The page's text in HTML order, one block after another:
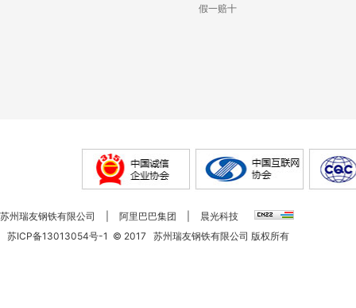
假一赔十
苏州瑞友钢铁有限公司 阿里巴巴集团
晨光科技
苏ICP备13013054号-1 © 2017 苏州瑞友钢铁有限公司 版权所有